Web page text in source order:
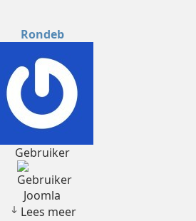
Rondeb
Gebruiker
Joomla
Lees meer